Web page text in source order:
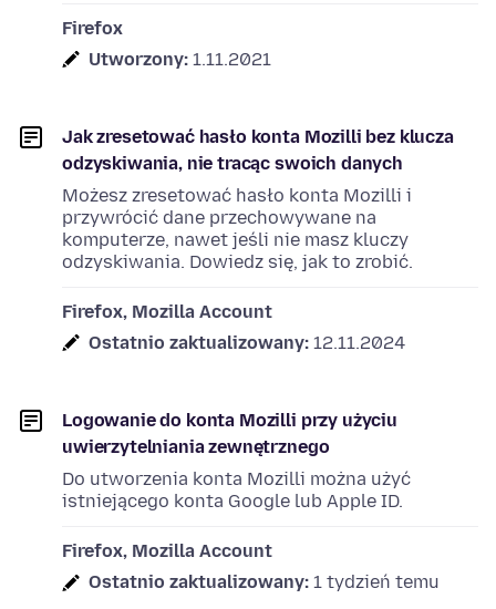
Firefox
Utworzony: 1.11.2021
Jak zresetować hasło konta Mozilli bez klucza
odzyskiwania, nie tracąc swoich danych
Możesz zresetować hasło konta Mozilli i
przywrócić dane przechowywane na
komputerze, nawet jeśli nie masz kluczy
odzyskiwania. Dowiedz się, jak to zrobić.
Firefox, Mozilla Account
Ostatnio zaktualizowany: 12.11.2024
Logowanie do konta Mozilli przy użyciu
uwierzytelniania zewnętrznego
Do utworzenia konta Mozilli można użyć
istniejącego konta Google lub Apple ID.
Firefox, Mozilla Account
Ostatnio zaktualizowany: 1 tydzień temu